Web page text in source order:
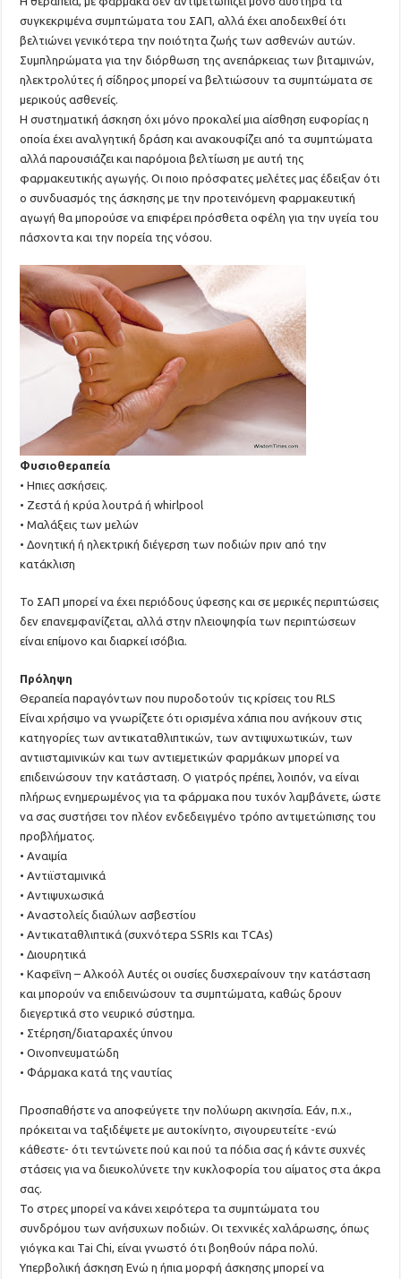
συγκεκριμένα συμπτώματα του ΣΑΠ, αλλά έχει αποδειχθεί ότι
βελτιώνει γενικότερα την ποιότητα ζωής των ασθενών αυτών.
Συμπληρώματα για την διόρθωση της ανεπάρκειας των βιταμινών,
ηλεκτρολύτες ή σίδηρος μπορεί να βελτιώσουν τα συμπτώματα σε
μερικούς ασθενείς.
Η συστηματική άσκηση όχι μόνο προκαλεί μια αίσθηση ευφορίας η
οποία έχει αναλγητική δράση και ανακουφίζει από τα συμπτώματα
αλλά παρουσιάζει και παρόμοια βελτίωση με αυτή της
φαρμακευτικής αγωγής. Οι ποιο πρόσφατες μελέτες μας έδειξαν ότι
ο συνδυασμός της άσκησης με την προτεινόμενη φαρμακευτική
αγωγή θα μπορούσε να επιφέρει πρόσθετα οφέλη για την υγεία του
πάσχοντα και την πορεία της νόσου.
Φυσιοθεραπεία
• Ηπιες ασκήσεις.
• Ζεστά ή κρύα λουτρά ή whirlpool
• Μαλάξεις των μελών
• Δονητική ή ηλεκτρική διέγερση των ποδιών πριν από την
κατάκλιση
Το ΣΑΠ μπορεί να έχει περιόδους ύφεσης και σε μερικές περιπτώσεις
δεν επανεμφανίζεται, αλλά στην πλειοψηφία των περιπτώσεων
είναι επίμονο και διαρκεί ισόβια.
Πρόληψη
Θεραπεία παραγόντων που πυροδοτούν τις κρίσεις του RLS
Είναι χρήσιμο να γνωρίζετε ότι ορισμένα χάπια που ανήκουν στις
κατηγορίες των αντικαταθλιπτικών, των αντιψυχωτικών, των
αντιισταμινικών και των αντιεμετικών φαρμάκων μπορεί να
επιδεινώσουν την κατάσταση. Ο γιατρός πρέπει, λοιπόν, να είναι
πλήρως ενημερωμένος για τα φάρμακα που τυχόν λαμβάνετε, ώστε
να σας συστήσει τον πλέον ενδεδειγμένο τρόπο αντιμετώπισης του
προβλήματος.
• Αναιμία
• Αντιϊσταμινικά
• Αντιψυχωσικά
• Αναστολείς διαύλων ασβεστίου
• Αντικαταθλιπτικά (συχνότερα SSRIs και TCAs)
• Διουρητικά
• Καφεΐνη – Αλκοόλ Αυτές οι ουσίες δυσχεραίνουν την κατάσταση
και μπορούν να επιδεινώσουν τα συμπτώματα, καθώς δρουν
διεγερτικά στο νευρικό σύστημα.
• Στέρηση/διαταραχές ύπνου
• Οινοπνευματώδη
• Φάρμακα κατά της ναυτίας
Προσπαθήστε να αποφεύγετε την πολύωρη ακινησία. Εάν, π.χ.,
πρόκειται να ταξιδέψετε με αυτοκίνητο, σιγουρευτείτε -ενώ
κάθεστε- ότι τεντώνετε πού και πού τα πόδια σας ή κάντε συχνές
στάσεις για να διευκολύνετε την κυκλοφορία του αίματος στα άκρα
σας.
Το στρες μπορεί να κάνει χειρότερα τα συμπτώματα του
συνδρόμου των ανήσυχων ποδιών. Οι τεχνικές χαλάρωσης, όπως
γιόγκα και Tai Chi, είναι γνωστό ότι βοηθούν πάρα πολύ.
Υπερβολική άσκηση Ενώ η ήπια μορφή άσκησης μπορεί να